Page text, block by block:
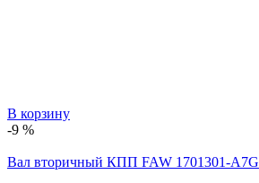
В корзину
-9 %
Вал вторичный КПП FAW 1701301-A7G